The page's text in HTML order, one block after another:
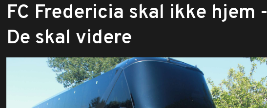
​FC Fredericia skal ikke hjem -
De skal videre